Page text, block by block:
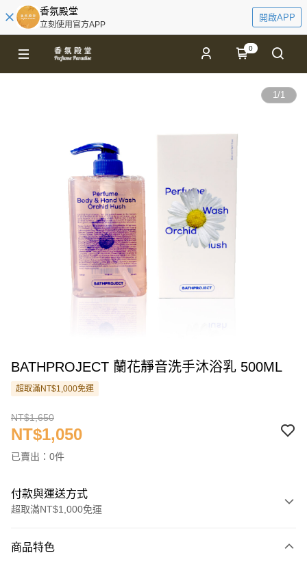
香氛殿堂
立刻使用官方APP
開啟APP
0
1/1
BATHPROJECT 蘭花靜音洗手沐浴乳 500ML
超取滿NT$1,000免運
NT$1,650
NT$1,050
已賣出：0件
付款與運送方式
超取滿NT$1,000免運
信用卡一次付款
商品特色